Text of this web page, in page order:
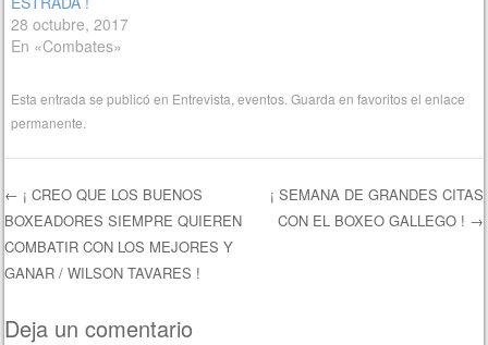
28 octubre, 2017
En «Combates»
Esta entrada se publicó en Entrevista ,eventos . Guarda en favoritos elenlace
permanente
Navegación de entradas
← ¡ CREO QUE LOS BUENOS
BOXEADORES SIEMPRE QUIEREN
COMBATIR CON LOS MEJORES Y
GANAR / WILSON TAVARES !
¡ SEMANA DE GRANDES CITAS
CON EL BOXEO GALLEGO ! →
Deja un comentario